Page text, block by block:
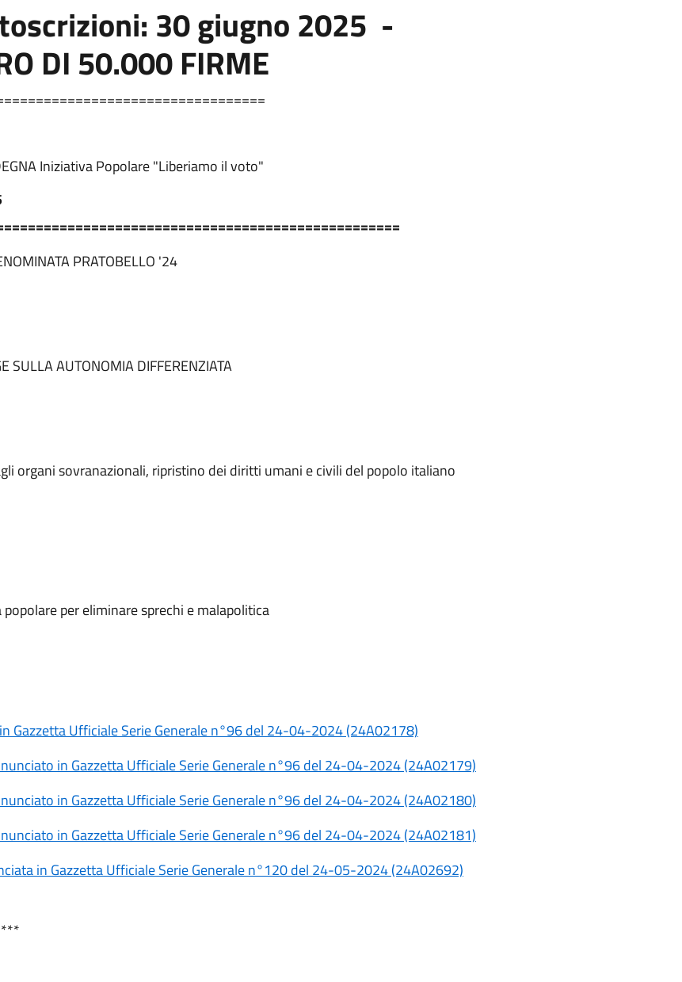
30 giugno 2025 -
DI 50.000 FIRME
Iniziativa Popolare "Liberiamo il voto"
PRATOBELLO '24
SULLA AUTONOMIA DIFFERENZIATA
organi sovranazionali, ripristino dei diritti umani e civili del popolo italiano
per eliminare sprechi e malapolitica
Gazzetta Ufficiale Serie Generale n°96 del 24-04-2024 (24A02178)
in Gazzetta Ufficiale Serie Generale n°96 del 24-04-2024 (24A02179)
in Gazzetta Ufficiale Serie Generale n°96 del 24-04-2024 (24A02180)
in Gazzetta Ufficiale Serie Generale n°96 del 24-04-2024 (24A02181)
in Gazzetta Ufficiale Serie Generale n°120 del 24-05-2024 (24A02692)